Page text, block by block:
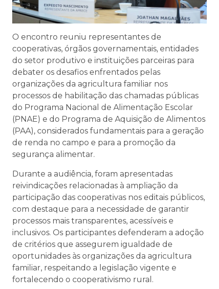
O encontro reuniu representantes de
cooperativas, órgãos governamentais, entidades
do setor produtivo e instituições parceiras para
debater os desafios enfrentados pelas
organizações da agricultura familiar nos
processos de habilitação das chamadas públicas
do Programa Nacional de Alimentação Escolar
(PNAE) e do Programa de Aquisição de Alimentos
(PAA), considerados fundamentais para a geração
de renda no campo e para a promoção da
segurança alimentar.
Durante a audiência, foram apresentadas
reivindicações relacionadas à ampliação da
participação das cooperativas nos editais públicos,
com destaque para a necessidade de garantir
processos mais transparentes, acessíveis e
inclusivos. Os participantes defenderam a adoção
de critérios que assegurem igualdade de
oportunidades às organizações da agricultura
familiar, respeitando a legislação vigente e
fortalecendo o cooperativismo rural.